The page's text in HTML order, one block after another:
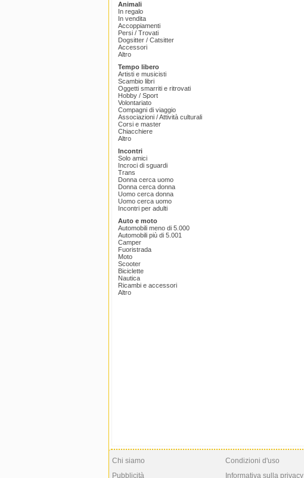
Animali
In regalo
In vendita
Accoppiamenti
Persi / Trovati
Dogsitter / Catsitter
Accessori
Altro
Tempo libero
Artisti e musicisti
Scambio libri
Oggetti smarriti e ritrovati
Hobby / Sport
Volontariato
Compagni di viaggio
Associazioni / Attività culturali
Corsi e master
Chiacchiere
Altro
Incontri
Solo amici
Incroci di sguardi
Trans
Donna cerca uomo
Donna cerca donna
Uomo cerca donna
Uomo cerca uomo
Incontri per adulti
Auto e moto
Automobili meno di 5.000
Automobili più di 5.001
Camper
Fuoristrada
Moto
Scooter
Biciclette
Nautica
Ricambi e accessori
Altro
Chi siamo
Pubblicità
Condizioni d'uso
Informativa sulla privacy